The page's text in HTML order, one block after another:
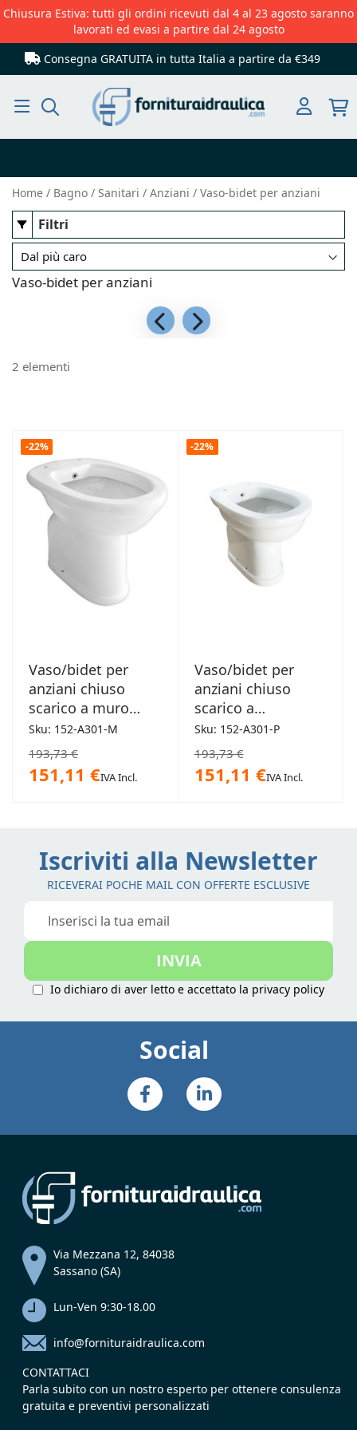
Chiusura Estiva: tutti gli ordini ricevuti dal 4 al 23 agosto saranno
lavorati ed evasi a partire dal 24 agosto
Consegna GRATUITA in tutta Italia a partire da €349
Home Bagno Sanitari Anziani Vaso-bidet per anziani
Vaso-bidet per anziani
2 elementi
-22%
Vaso/bidet per
anziani chiuso
scarico a muro
completo di
erogatore
Sku: 152-A301-M
193,73 €
151,11 €IVA Incl.
-22%
Vaso/bidet per
anziani chiuso
scarico a
pavimento
completo di
erogatore
Sku: 152-A301-P
193,73 €
151,11 €IVA Incl.
Filtri
Iscriviti alla Newsletter
RICEVERAI POCHE MAIL CON OFFERTE ESCLUSIVE
nostra
INVIA
Io dichiaro di aver letto e accettato la privacy policy
Social
Via Mezzana 12, 84038
Sassano (SA)
Lun-Ven 9:30-18.00
info@fornituraidraulica.com
CONTATTACI
Parla subito con un nostro esperto per ottenere consulenza
gratuita e preventivi personalizzati